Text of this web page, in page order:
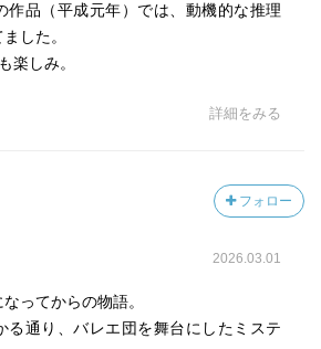
調べる中で、彼女が幼い頃から厳し
以外の人生をほとんど持たずに育って
緒の踊りは美しく、観客を魅了する
と痛みがあった。加賀は彼女の心の奥
、未緒は事件について多くを語ろうと
部のある秘密を守るためのものではな
まい、それが殺害の動機になった可能
の死もまた、同じ秘密に関わる人物が
作品（平成元年）では、動機的な推理
した。
楽しみ。
詳細をみる
フォロー
2026.03.01
ってからの物語。
る通り、バレエ団を舞台にしたミステ